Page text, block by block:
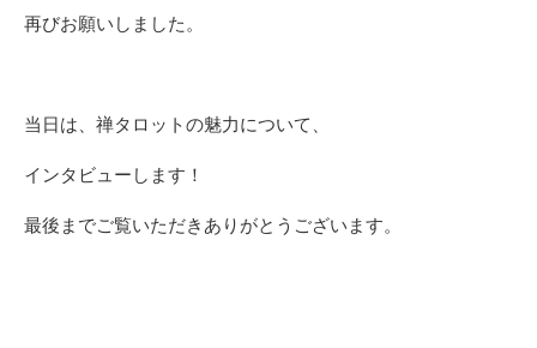
再びお願いしました。
当日は、禅タロットの魅力について、
インタビューします！
最後までご覧いただきありがとうございます。